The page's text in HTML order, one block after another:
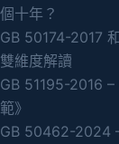
個十年？
GB 50174-2017
雙維度解讀
GB 51195-2016
範》
GB 50462-2024